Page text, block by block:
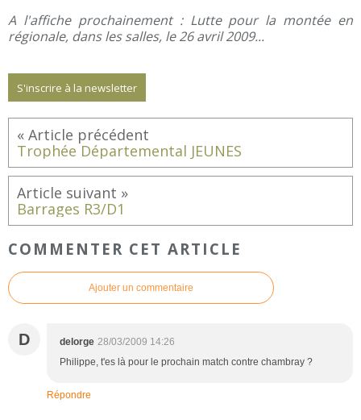
A l'affiche prochainement : Lutte pour la montée en
régionale, dans les salles, le 26 avril 2009...
S'inscrire à la newsletter
Trophée Départemental JEUNES
Barrages R3/D1
COMMENTER CET ARTICLE
Ajouter un commentaire
D delorge 28/03/2009 14:26
Philippe, t'es là pour le prochain match contre chambray ?
Répondre